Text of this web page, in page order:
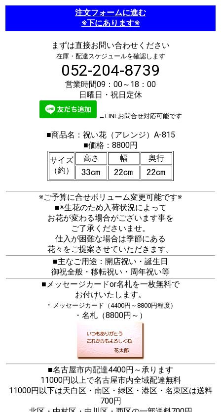
注文フォームに進む
※下にあります※
まずは直接お問い合わせください
在庫・配達スケジュールを確認します
052-204-8739
営業時間09：00～18：00
日曜日・祝日定休
←LINEお問合せ対応可能です
■商品名：祝い花（アレンジ）A-815
■価格：8800円
サイズ
（約）
高さ 幅 奥行
※ご予算に合せボリューム変更可能です※
■※生花のため入荷状況によって
お花が変わる場合がございます事を
ご了承くださいませ。
仕入が困難な場合は季節にある
花々をご提案させていただきます。
■主なご用途：開店祝い・誕生日
御祝全般・移転祝い・周年祝い等
■メッセージカードor名札を一枚無料で
お付けいたします。
・ メッセージカード（4400円～8800円程度）
・名札（8800円～）
■名古屋市内配達4400円～承ります
11000円以上で名古屋市内全域配達無料
11000円以下は天白区・南区・緑区・港区・名東区は送料
700円